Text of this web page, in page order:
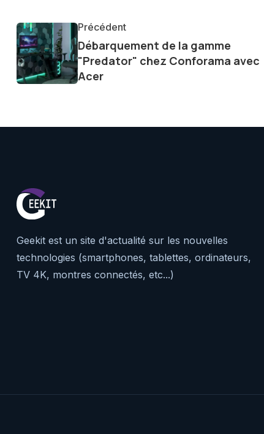
Précédent
Débarquement de la gamme
"Predator" chez Conforama avec
Acer
Geekit est un site d'actualité sur les nouvelles
technologies (smartphones, tablettes, ordinateurs,
TV 4K, montres connectés, etc...)